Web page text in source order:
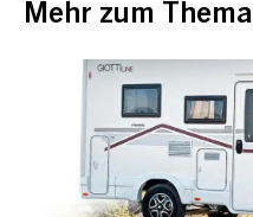
Mehr zum Thema